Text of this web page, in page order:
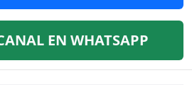
EN WHATSAPP